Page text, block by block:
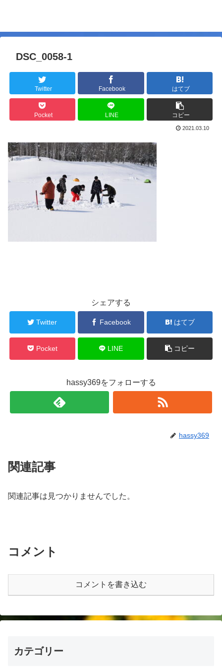
DSC_0058-1
Twitter Facebook はてブ
Pocket LINE コピー
2021.03.10
シェアする
Twitter Facebook はてブ
Pocket LINE コピー
hassy369をフォローする
hassy369
関連記事
関連記事は見つかりませんでした。
コメント
コメントを書き込む
カテゴリー